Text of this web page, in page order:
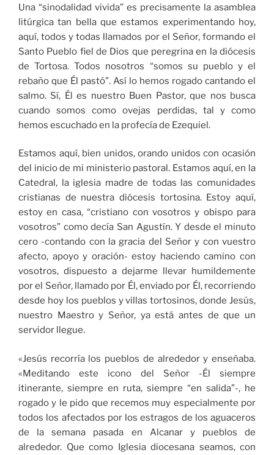
Una “sinodalidad vivida” es precisamente la asamblea
litúrgica tan bella que estamos experimentando hoy,
aquí, todos y todas llamados por el Señor, formando el
Santo Pueblo fiel de Dios que peregrina en la diócesis
de Tortosa. Todos nosotros “somos su pueblo y el
rebaño que Él pastó”. Así lo hemos rogado cantando el
salmo. Sí, Él es nuestro Buen Pastor, que nos busca
cuando somos como ovejas perdidas, tal y como
hemos escuchado en la profecía de Ezequiel.
Estamos aquí, bien unidos, orando unidos con ocasión
del inicio de mi ministerio pastoral. Estamos aquí, en la
Catedral, la iglesia madre de todas las comunidades
cristianas de nuestra diócesis tortosina. Estoy aquí,
estoy en casa, “cristiano con vosotros y obispo para
vosotros” como decía San Agustín. Y desde el minuto
cero -contando con la gracia del Señor y con vuestro
afecto, apoyo y oración- estoy haciendo camino con
vosotros, dispuesto a dejarme llevar humildemente
por el Señor, llamado por Él, enviado por Él, recorriendo
desde hoy los pueblos y villas tortosinos, donde Jesús,
nuestro Maestro y Señor, ya está antes de que un
servidor llegue.
«Jesús recorría los pueblos de alrededor y enseñaba.
«Meditando este icono del Señor -Él siempre
itinerante, siempre en ruta, siempre “en salida”-, he
rogado y le pido que recemos muy especialmente por
todos los afectados por los estragos de los aguaceros
de la semana pasada en Alcanar y pueblos de
alrededor. Que como Iglesia diocesana seamos, con